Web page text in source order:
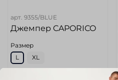
арт. 9355/BLUE
Джемпер CAPORICO
Размер
L
XL